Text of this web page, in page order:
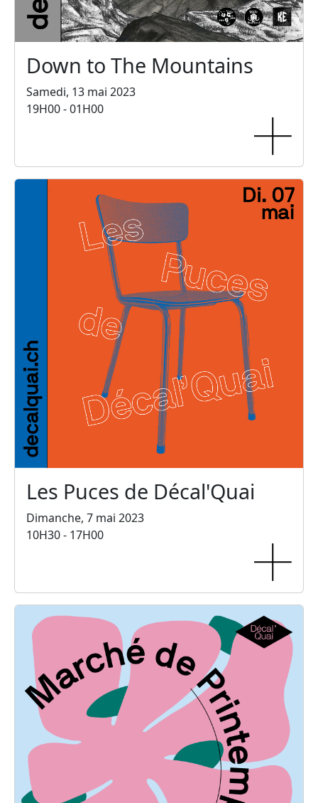
Down to The Mountains
Samedi, 13 mai 2023
19H00 - 01H00
Les Puces de Décal'Quai
Dimanche, 7 mai 2023
10H30 - 17H00